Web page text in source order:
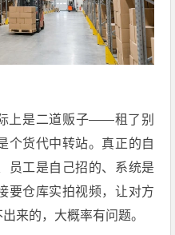
上是二道贩子——租了别
个货代中转站。真正的自
员工是自己招的、系统是
要仓库实拍视频，让对方
来的，大概率有问题。